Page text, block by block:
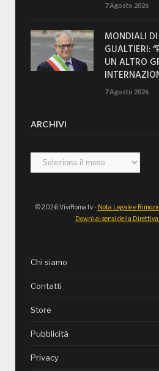
7 Agosto 2026
MONDIALI
GUALTIERI:
UN ALTRO
7 Agosto 2026
ARCHIVI
Archivi
© 2026 ViviRoma.tv - Nota Legale e
Down) ai sensi della
Chi siamo
Contatti
Store
Pubblicità
Privacy